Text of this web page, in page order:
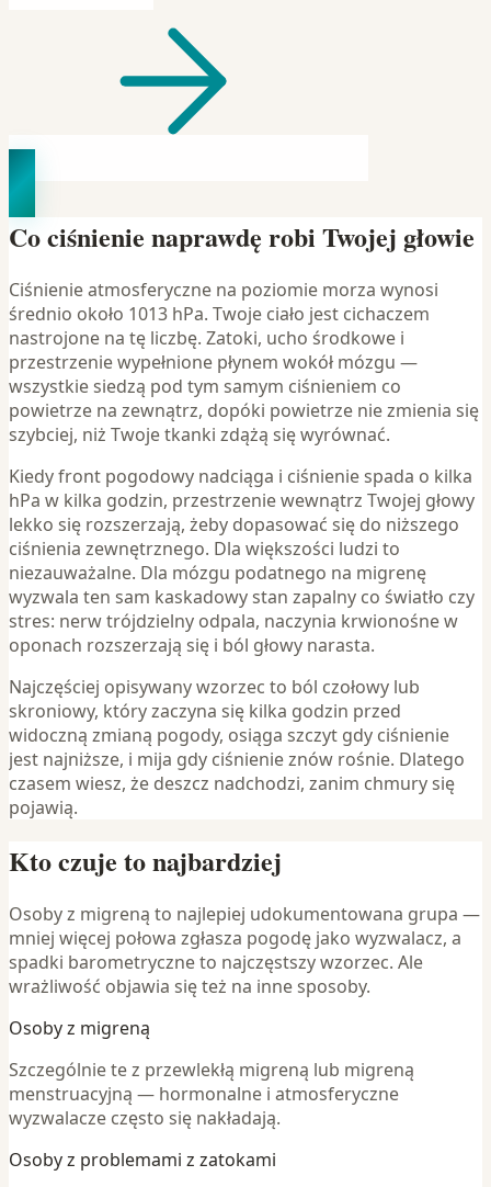
Co ciśnienie naprawdę robi Twojej głowie
Ciśnienie atmosferyczne na poziomie morza wynosi
średnio około 1013 hPa. Twoje ciało jest cichaczem
nastrojone na tę liczbę. Zatoki, ucho środkowe i
przestrzenie wypełnione płynem wokół mózgu —
wszystkie siedzą pod tym samym ciśnieniem co
powietrze na zewnątrz, dopóki powietrze nie zmienia się
szybciej, niż Twoje tkanki zdążą się wyrównać.
Kiedy front pogodowy nadciąga i ciśnienie spada o kilka
hPa w kilka godzin, przestrzenie wewnątrz Twojej głowy
lekko się rozszerzają, żeby dopasować się do niższego
ciśnienia zewnętrznego. Dla większości ludzi to
niezauważalne. Dla mózgu podatnego na migrenę
wyzwala ten sam kaskadowy stan zapalny co światło czy
stres: nerw trójdzielny odpala, naczynia krwionośne w
oponach rozszerzają się i ból głowy narasta.
Najczęściej opisywany wzorzec to ból czołowy lub
skroniowy, który zaczyna się kilka godzin przed
widoczną zmianą pogody, osiąga szczyt gdy ciśnienie
jest najniższe, i mija gdy ciśnienie znów rośnie. Dlatego
czasem wiesz, że deszcz nadchodzi, zanim chmury się
pojawią.
Kto czuje to najbardziej
Osoby z migreną to najlepiej udokumentowana grupa —
mniej więcej połowa zgłasza pogodę jako wyzwalacz, a
spadki barometryczne to najczęstszy wzorzec. Ale
wrażliwość objawia się też na inne sposoby.
Osoby z migreną
Szczególnie te z przewlekłą migreną lub migreną
menstruacyjną — hormonalne i atmosferyczne
wyzwalacze często się nakładają.
Osoby z problemami z zatokami